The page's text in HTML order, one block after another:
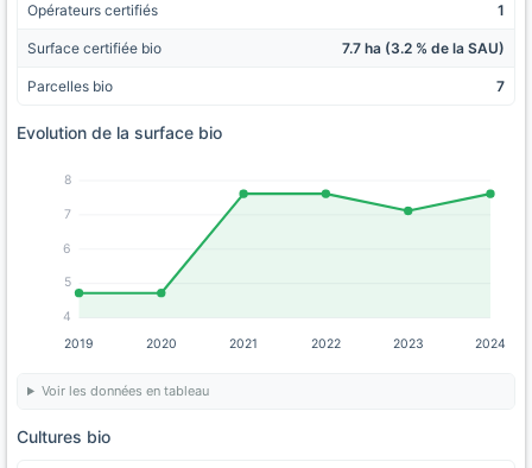
Opérateurs certifiés 1
Surface certifiée bio 7.7 ha (3.2 % de la SAU)
Parcelles bio 7
Evolution de la surface bio
4
5
6
7
8
2019 2020 2021 2022 2023 2024
Voir les données en tableau
Cultures bio